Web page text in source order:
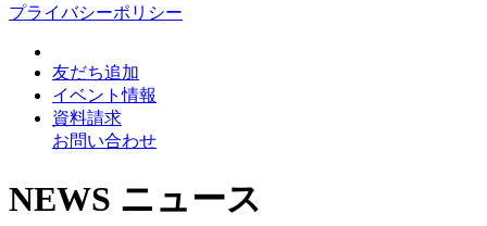
プライバシーポリシー
友だち追加
イベント情報
資料請求
お問い合わせ
NEWS ニュース